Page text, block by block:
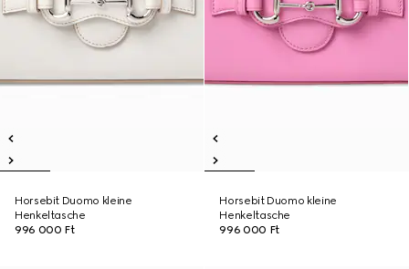
Horsebit Duomo kleine
Henkeltasche
996 000 Ft
Horsebit Duomo kleine
Henkeltasche
996 000 Ft